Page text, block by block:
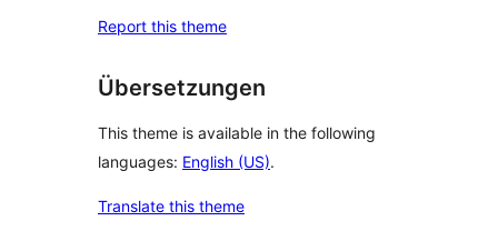
Report this theme
Übersetzungen
This theme is available in the following
languages: English (US).
Translate this theme